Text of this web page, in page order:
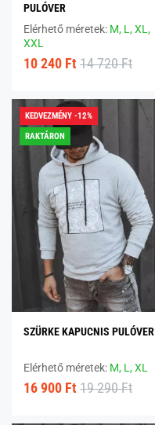
PULÓVER
Elérhető méretek: M, L,XL,
XXL
10 240 Ft 14 720 Ft
KEDVEZMÉNY -12%
RAKTÁRON
SZÜRKE KAPUCNIS PULÓVER
Elérhető méretek: M, L,XL
16 900 Ft 19 290 Ft